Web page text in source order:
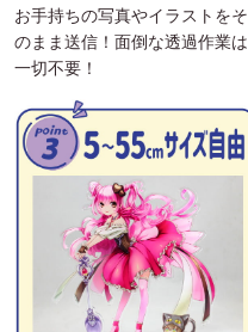
お手持ちの写真やイラストをそ
のまま送信！面倒な透過作業は
一切不要！